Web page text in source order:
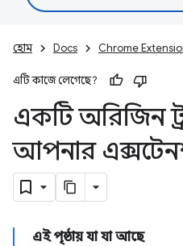
হোম Docs Chrome
এটি কাজে লেগেছে?
একটি অরিজিন
আপনার
এই পৃষ্ঠায় যা যা আছে